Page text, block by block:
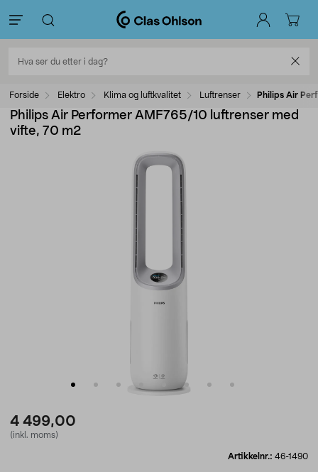
Forside Elektro Klima og luftkvalitet Luftrenser Philips Air
Philips Air Performer AMF765/10 luftrenser med
vifte, 70 m2
4 499,00
(inkl. moms)
Artikkelnr.: 46-1490